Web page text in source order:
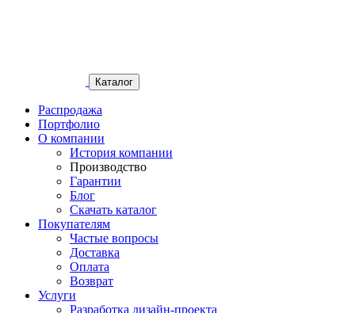
Каталог
Распродажа
Портфолио
О компании
История компании
Производство
Гарантии
Блог
Скачать каталог
Покупателям
Частые вопросы
Доставка
Оплата
Возврат
Услуги
Разработка дизайн-проекта